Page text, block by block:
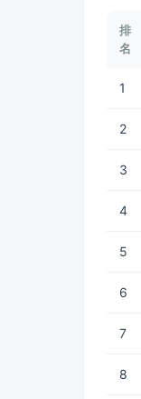
排
名
1
2
3
4
5
6
7
8